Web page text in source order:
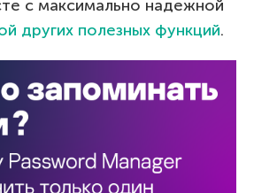
с максимально надежной
других полезных функций.